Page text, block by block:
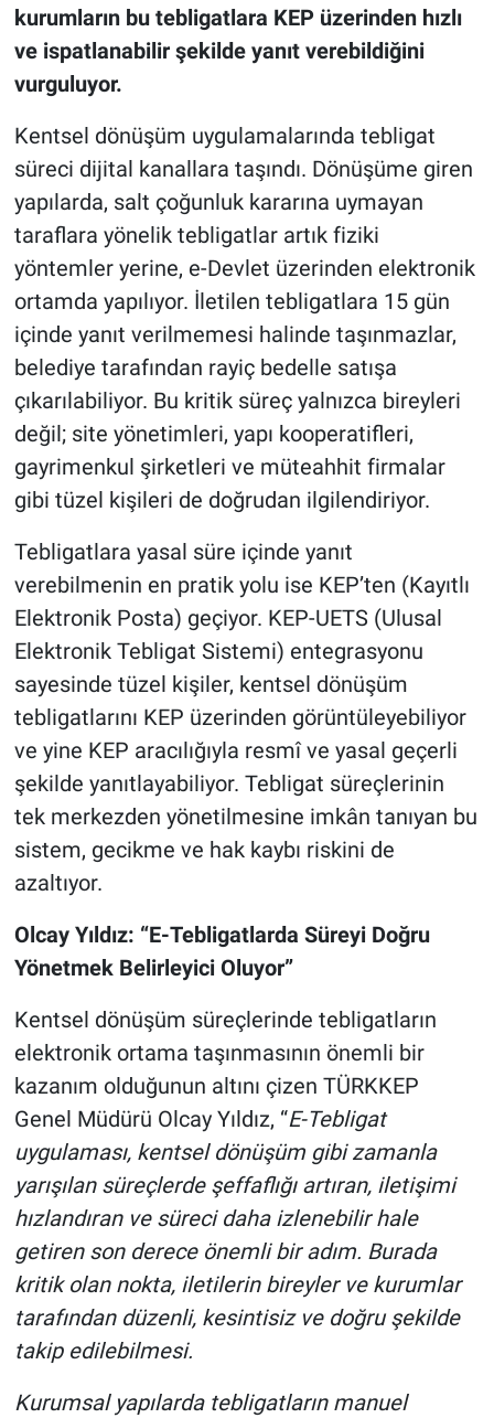
kurumların bu tebligatlara KEP üzerinden hızlı
ve ispatlanabilir şekilde yanıt verebildiğini
vurguluyor.
Kentsel dönüşüm uygulamalarında tebligat
süreci dijital kanallara taşındı. Dönüşüme giren
yapılarda, salt çoğunluk kararına uymayan
taraflara yönelik tebligatlar artık fiziki
yöntemler yerine, e-Devlet üzerinden elektronik
ortamda yapılıyor. İletilen tebligatlara 15 gün
içinde yanıt verilmemesi halinde taşınmazlar,
belediye tarafından rayiç bedelle satışa
çıkarılabiliyor. Bu kritik süreç yalnızca bireyleri
değil; site yönetimleri, yapı kooperatifleri,
gayrimenkul şirketleri ve müteahhit firmalar
gibi tüzel kişileri de doğrudan ilgilendiriyor.
Tebligatlara yasal süre içinde yanıt
verebilmenin en pratik yolu ise KEP’ten (Kayıtlı
Elektronik Posta) geçiyor. KEP-UETS (Ulusal
Elektronik Tebligat Sistemi) entegrasyonu
sayesinde tüzel kişiler, kentsel dönüşüm
tebligatlarını KEP üzerinden görüntüleyebiliyor
ve yine KEP aracılığıyla resmî ve yasal geçerli
şekilde yanıtlayabiliyor. Tebligat süreçlerinin
tek merkezden yönetilmesine imkân tanıyan bu
sistem, gecikme ve hak kaybı riskini de
azaltıyor.
Olcay Yıldız: “E-Tebligatlarda Süreyi Doğru
Yönetmek Belirleyici Oluyor”
Kentsel dönüşüm süreçlerinde tebligatların
elektronik ortama taşınmasının önemli bir
kazanım olduğunun altını çizen TÜRKKEP
Genel Müdürü Olcay Yıldız, “E-Tebligat
uygulaması, kentsel dönüşüm gibi zamanla
yarışılan süreçlerde şeffaflığı artıran, iletişimi
hızlandıran ve süreci daha izlenebilir hale
getiren son derece önemli bir adım. Burada
kritik olan nokta, iletilerin bireyler ve kurumlar
tarafından düzenli, kesintisiz ve doğru şekilde
takip edilebilmesi.
Kurumsal yapılarda tebligatların manuel